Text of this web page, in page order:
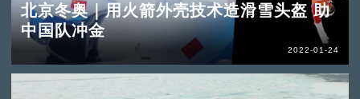
北京冬奥｜用火箭外壳技术造滑雪头盔 助
中国队冲金
2022-01-24